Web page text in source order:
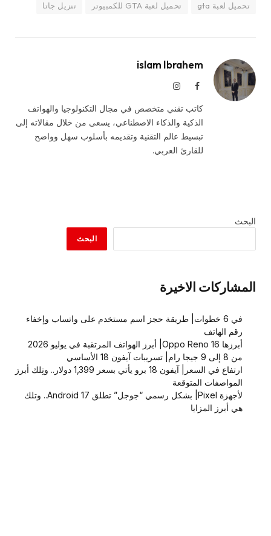
تحميل لعبة gta
تحميل لعبة GTA للكمبيوتر تنزيل جاتا
islam Ibrahem
فيسبوكالانستغرام
كاتب تقني متخصص في مجال التكنولوجيا والهواتف
الذكية والذكاء الاصطناعي، يسعى من خلال مقالاته إلى
تبسيط عالم التقنية وتقديمه بأسلوب سهل وواضح
للقارئ العربي.
البحث
البحث
المشاركات الاخيرة
في 6 خطوات| طريقة حجز اسم مستخدم على واتساب وإخفاء
رقم الهاتف
أبرزها Oppo Reno 16| أبرز الهواتف المرتقبة في يوليو 2026
من 8 إلى 9 جيجا رام| تسريبات آيفون 18 الأساسي
ارتفاع في السعر| آيفون 18 برو يأتي بسعر 1,399 دولار.. وتِلك أبرز
المواصفات المتوقعة
لأجهزة Pixel| بشكل رسمي “جوجل” تطلق Android 17.. وتلك
هي أبرز المزايا